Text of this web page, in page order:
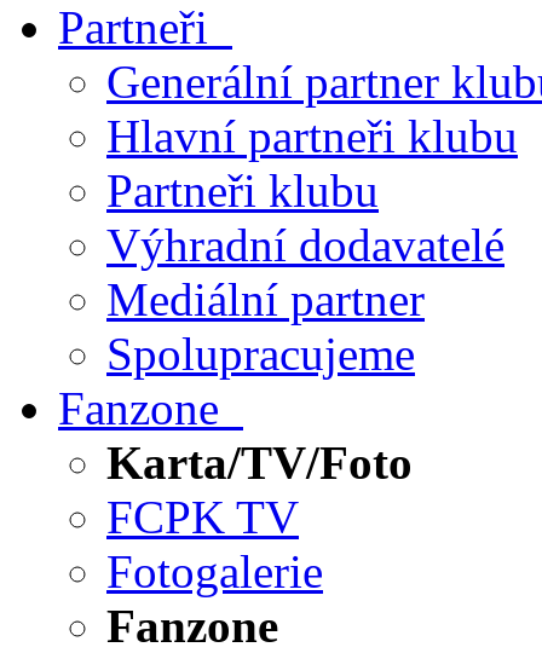
Partneři
Generální partner
Hlavní partneři klubu
Partneři klubu
Výhradní dodavatelé
Mediální partner
Spolupracujeme
Fanzone
Karta/TV/Foto
FCPK TV
Fotogalerie
Fanzone